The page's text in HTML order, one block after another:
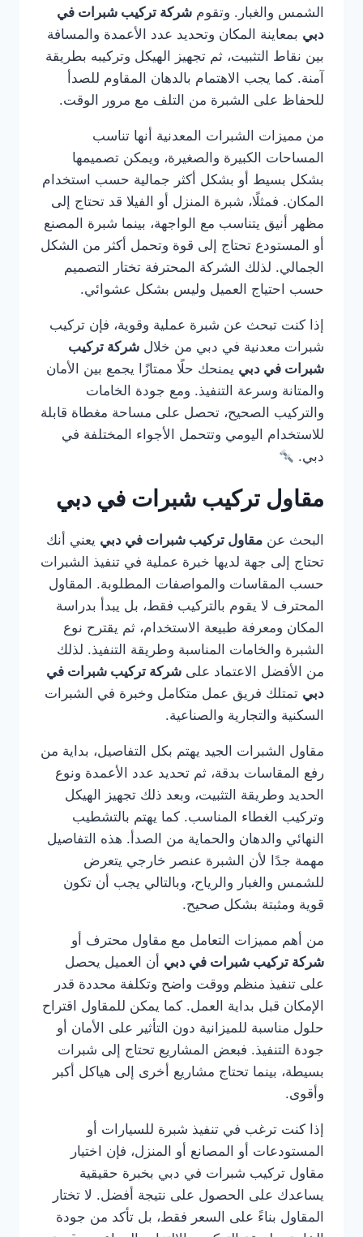
الشمس والغبار. وتقوم شركة تركيب شبرات في
دبي بمعاينة المكان وتحديد عدد الأعمدة والمسافة
بين نقاط التثبيت، ثم تجهيز الهيكل وتركيبه بطريقة
آمنة. كما يجب الاهتمام بالدهان المقاوم للصدأ
للحفاظ على الشبرة من التلف مع مرور الوقت.
من مميزات الشبرات المعدنية أنها تناسب
المساحات الكبيرة والصغيرة، ويمكن تصميمها
بشكل بسيط أو بشكل أكثر جمالية حسب استخدام
المكان. فمثلًا، شبرة المنزل أو الفيلا قد تحتاج إلى
مظهر أنيق يتناسب مع الواجهة، بينما شبرة المصنع
أو المستودع تحتاج إلى قوة وتحمل أكثر من الشكل
الجمالي. لذلك الشركة المحترفة تختار التصميم
حسب احتياج العميل وليس بشكل عشوائي.
إذا كنت تبحث عن شبرة عملية وقوية، فإن تركيب
شبرات معدنية في دبي من خلال شركة تركيب
شبرات في دبي يمنحك حلًا ممتازًا يجمع بين الأمان
والمتانة وسرعة التنفيذ. ومع جودة الخامات
والتركيب الصحيح، تحصل على مساحة مغطاة قابلة
للاستخدام اليومي وتتحمل الأجواء المختلفة في
دبي.
مقاول تركيب شبرات في دبي
البحث عن مقاول تركيب شبرات في دبي يعني أنك
تحتاج إلى جهة لديها خبرة عملية في تنفيذ الشبرات
حسب المقاسات والمواصفات المطلوبة. المقاول
المحترف لا يقوم بالتركيب فقط، بل يبدأ بدراسة
المكان ومعرفة طبيعة الاستخدام، ثم يقترح نوع
الشبرة والخامات المناسبة وطريقة التنفيذ. لذلك
من الأفضل الاعتماد على شركة تركيب شبرات في
دبي تمتلك فريق عمل متكامل وخبرة في الشبرات
السكنية والتجارية والصناعية.
مقاول الشبرات الجيد يهتم بكل التفاصيل، بداية من
رفع المقاسات بدقة، ثم تحديد عدد الأعمدة ونوع
الحديد وطريقة التثبيت، وبعد ذلك تجهيز الهيكل
وتركيب الغطاء المناسب. كما يهتم بالتشطيب
النهائي والدهان والحماية من الصدأ. هذه التفاصيل
مهمة جدًا لأن الشبرة عنصر خارجي يتعرض
للشمس والغبار والرياح، وبالتالي يجب أن تكون
قوية ومثبتة بشكل صحيح.
من أهم مميزات التعامل مع مقاول محترف أو
شركة تركيب شبرات في دبي أن العميل يحصل
على تنفيذ منظم ووقت واضح وتكلفة محددة قدر
الإمكان قبل بداية العمل. كما يمكن للمقاول اقتراح
حلول مناسبة للميزانية دون التأثير على الأمان أو
جودة التنفيذ. فبعض المشاريع تحتاج إلى شبرات
بسيطة، بينما تحتاج مشاريع أخرى إلى هياكل أكبر
وأقوى.
إذا كنت ترغب في تنفيذ شبرة للسيارات أو
المستودعات أو المصانع أو المنزل، فإن اختيار
مقاول تركيب شبرات في دبي بخبرة حقيقية
يساعدك على الحصول على نتيجة أفضل. لا تختار
المقاول بناءً على السعر فقط، بل تأكد من جودة